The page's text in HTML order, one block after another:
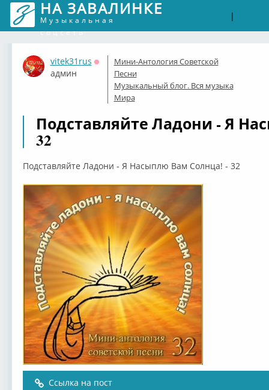
НА ЗАВАЛИНКЕ
Музыкальная
соцсеть
|
vitek31rus
Оффлайн
админ
Мини-Антология Советской
Песни
Музыкальный блог. Вся музыка
Мира
Подставляйте Ладони - Я
32
Подставляйте Ладони - Я Насыплю Вам Солнца! - 32
Ссылка на пост